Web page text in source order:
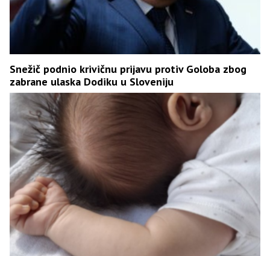
Snežič podnio krivičnu prijavu protiv Goloba zbog
zabrane ulaska Dodiku u Sloveniju